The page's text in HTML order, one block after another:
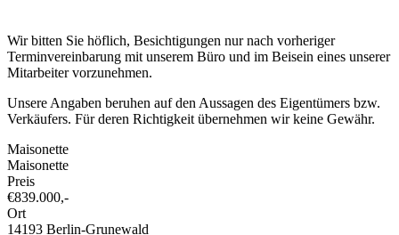
Wir bitten Sie höflich, Besichtigungen nur nach vorheriger
Terminvereinbarung mit unserem Büro und im Beisein eines unserer
Mitarbeiter vorzunehmen.
Unsere Angaben beruhen auf den Aussagen des Eigentümers bzw.
Verkäufers. Für deren Richtigkeit übernehmen wir keine Gewähr.
Maisonette
Maisonette
Preis
€839.000,-
Ort
14193 Berlin-Grunewald